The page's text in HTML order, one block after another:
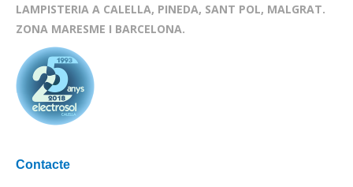
LAMPISTERIA A CALELLA, PINEDA, SANT POL, MALGRAT.
ZONA MARESME I BARCELONA.
Contacte